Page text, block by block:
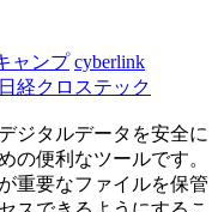
ャンプ cyberlink
日経クロステック
ジタルデータを安全に
の便利なツールです。
重要なファイルを保管